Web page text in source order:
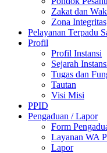
Zakat dan
Zona Integritas
Pelayanan Terpadu
Profil
Profil Instansi
Sejarah
Tugas dan
Tautan
Visi Misi
PPID
Pengaduan / Lapor
Form
Layanan WA
Lapor